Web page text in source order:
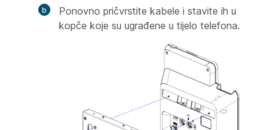
Ponovno pričvrstite kabele i stavite ih u
kopče koje su ugrađene u tijelo telefona.